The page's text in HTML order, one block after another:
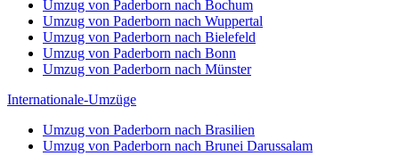
Umzug von Paderborn nach Bochum
Umzug von Paderborn nach Wuppertal
Umzug von Paderborn nach Bielefeld
Umzug von Paderborn nach Bonn
Umzug von Paderborn nach Münster
Internationale-Umzüge
Umzug von Paderborn nach Brasilien
Umzug von Paderborn nach Brunei Darussalam